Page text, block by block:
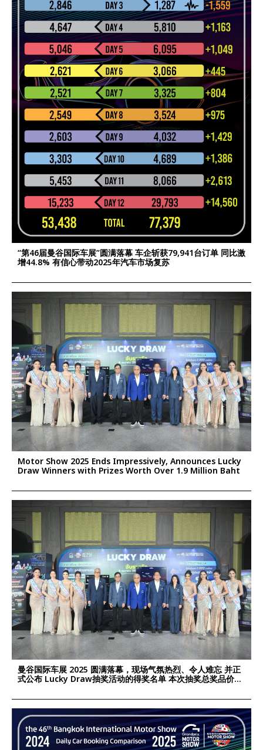
“第46届曼谷国际车展”圆满落幕 车企斩获79,941台订单 同比激
增44.8% 有信心带动2025年汽车市场复苏
Motor Show 2025 Ends Impressively, Announces Lucky
Draw Winners with Prizes Worth Over 1.9 Million Baht
曼谷国际车展 2025 圆满落幕，现场气氛热烈、令人难忘 并正
式公布 Lucky Draw抽奖活动的得奖名单 本次抽奖总奖品价值